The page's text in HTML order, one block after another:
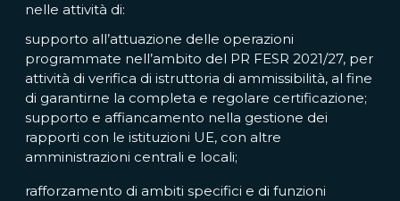
nelle attività di:
supporto all’attuazione delle operazioni
programmate nell’ambito del PR FESR 2021/27, per
attività di verifica di istruttoria di ammissibilità, al fine
di garantirne la completa e regolare certificazione;
supporto e affiancamento nella gestione dei
rapporti con le istituzioni UE, con altre
amministrazioni centrali e locali;
rafforzamento di ambiti specifici e di funzioni